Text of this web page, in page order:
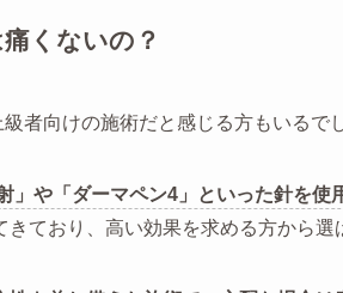
くないの？
者向けの施術だと感じる方もいるで
」や「ダーマペン4」といった針を使
きており、高い効果を求める方から選